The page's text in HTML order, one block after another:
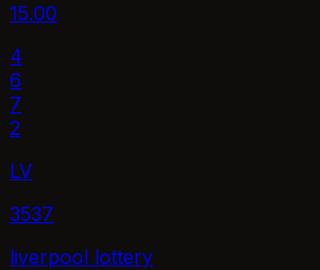
15.00
4
6
7
2
LV
3537
liverpool lottery